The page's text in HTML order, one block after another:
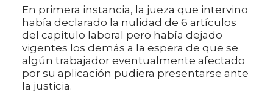
En primera instancia, la jueza que intervino
había declarado la nulidad de 6 artículos
del capítulo laboral pero había dejado
vigentes los demás a la espera de que se
algún trabajador eventualmente afectado
por su aplicación pudiera presentarse ante
la justicia.